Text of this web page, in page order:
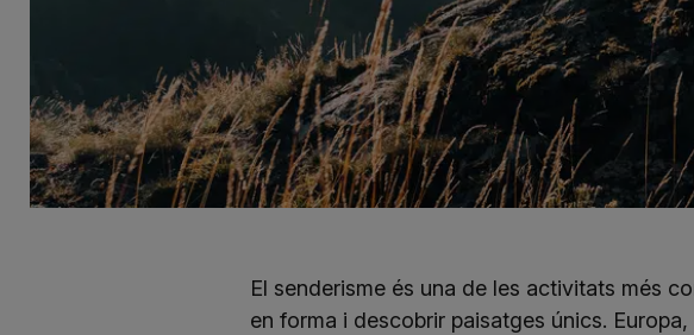
El senderisme és una de les activitats més
en forma i descobrir paisatges únics.